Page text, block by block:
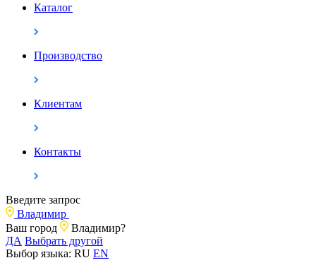
Каталог
Производство
Клиентам
Контакты
Введите запрос
Владимир
Ваш город
Владимир?
ДА Выбрать другой
Выбор языка: RU EN